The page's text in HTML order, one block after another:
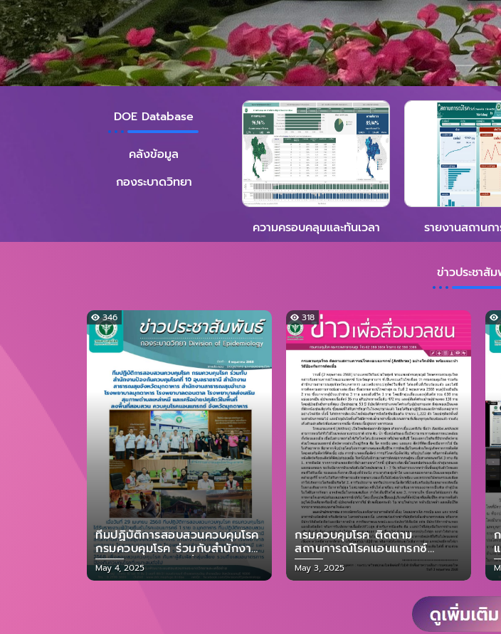
DOE Database
คลังข้อมูล
กองระบาดวิทยา
ความครอบคลุมและทันเวลา รายงานสถานก
ข่าวประชาสั
346
ทีมปฏิบัติการสอบสวนควบคุมโรค
กรมควบคุมโรค ร่วมกับสำนักงาน
ป้องกันควบคุมโรคที่ 10
อุบลราชธานี สำนักงาน
Posted
on
May 4, 2025
318
กรมควบคุมโรค ติดตาม
สถานการณ์โรคแอนแทรกซ์
(ANTHRAX) อย่างใกล้ชิด พร้อม
แนะนำวิธีป้องกันการติดเชื้อ
Posted
on
May 3, 2025